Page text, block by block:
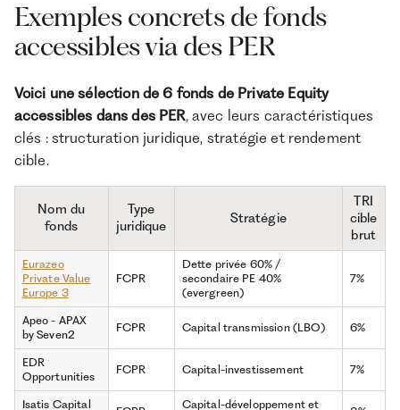
Exemples concrets de fonds
accessibles via des PER
Voici une sélection de 6 fonds de Private Equity
accessibles dans des PER, avec leurs caractéristiques
clés : structuration juridique, stratégie et rendement
cible.
Nom du
fonds
Type
juridique
Stratégie
TRI
cible
brut
Eurazeo
Private Value
Europe 3
FCPR
Dette privée 60% /
secondaire PE 40%
(evergreen)
7%
Apeo - APAX
by Seven2
FCPR Capital transmission (LBO) 6%
EDR
Opportunities
FCPR Capital-investissement 7%
Isatis Capital Capital-développement et